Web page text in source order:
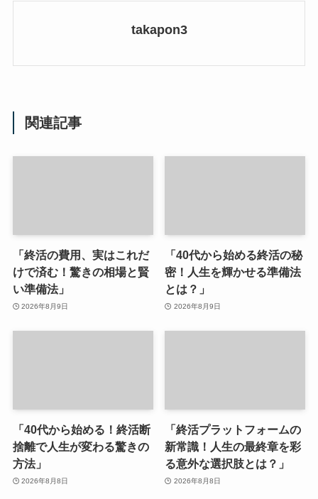
takapon3
関連記事
「終活の費用、実はこれだ
けで済む！驚きの相場と賢
い準備法」
2026年8月9日
「40代から始める終活の秘
密！人生を輝かせる準備法
とは？」
2026年8月9日
「40代から始める！終活断
捨離で人生が変わる驚きの
方法」
2026年8月8日
「終活プラットフォームの
新常識！人生の最終章を彩
る意外な選択肢とは？」
2026年8月8日